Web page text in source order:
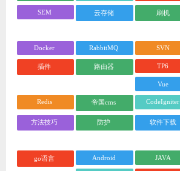
SEM 云存储 刷机
Docker RabbitMQ SVN
插件 路由器 TP6
Vue
Redis 帝国cms CodeIgniter
方法技巧 防护 软件下载
go语言 Android JAVA